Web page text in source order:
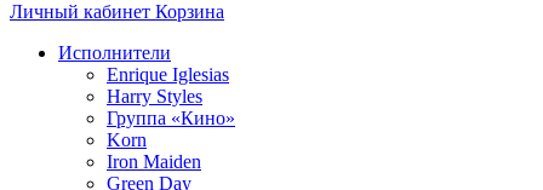
Личный кабинет Корзина
Исполнители
Enrique Iglesias
Harry Styles
Группа «Кино»
Korn
Iron Maiden
Green Day